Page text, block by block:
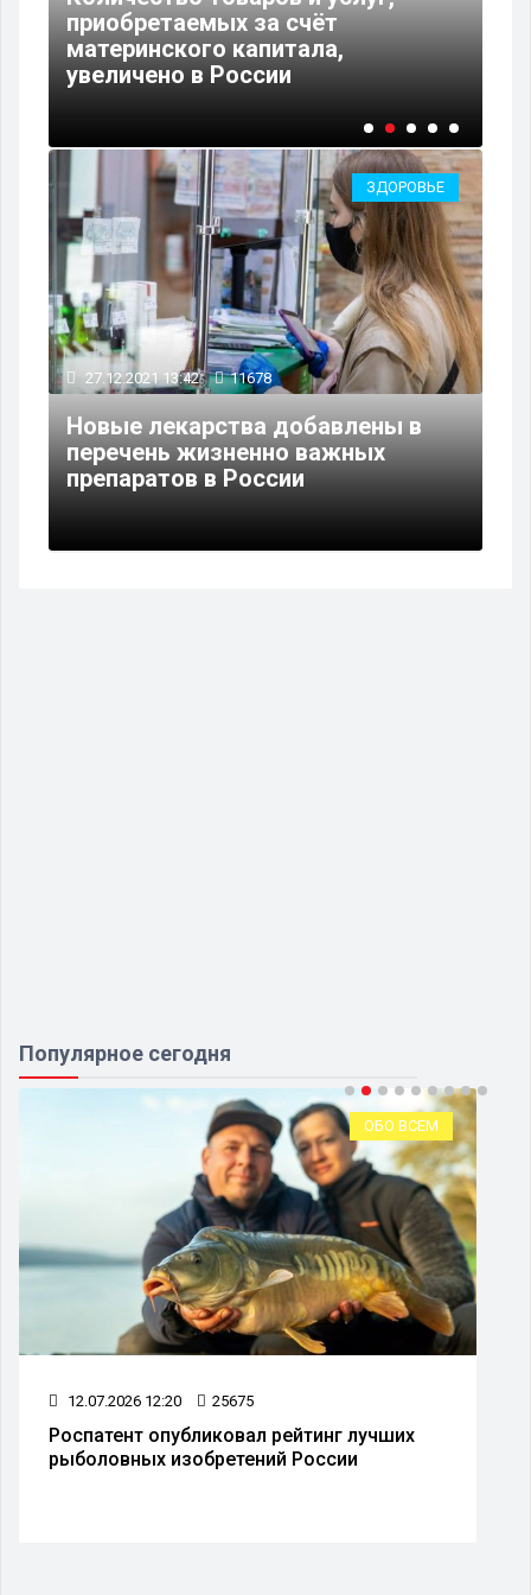
приобретаемых за счёт
материнского капитала,
увеличено в России
ЗДОРОВЬЕ
27.12.2021 13:42 11678
Новые лекарства добавлены в
перечень жизненно важных
препаратов в России
Популярное сегодня
ОБО ВСЕМ
12.07.2026 12:20 25675
Роспатент опубликовал рейтинг лучших
рыболовных изобретений России